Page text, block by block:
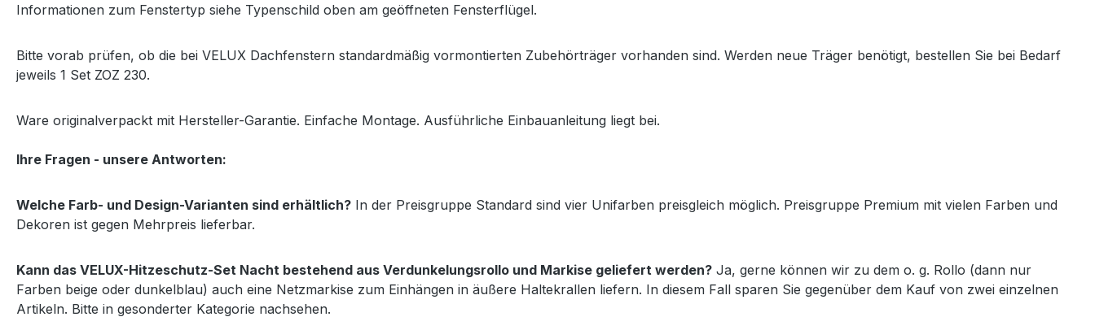
Informationen zum Fenstertyp siehe Typenschild oben am geöffneten Fensterflügel.
Bitte vorab prüfen, ob die bei VELUX Dachfenstern standardmäßig vormontierten Zubehörträger vorhanden sind. Werden neue Träger benötigt, bestellen Sie bei Bedarf
jeweils 1 Set ZOZ 230.
Ware originalverpackt mit Hersteller-Garantie. Einfache Montage. Ausführliche Einbauanleitung liegt bei.
Ihre Fragen - unsere Antworten:
Welche Farb- und Design-Varianten sind erhältlich? In der Preisgruppe Standard sind vier Unifarben preisgleich möglich. Preisgruppe Premium mit vielen Farben und
Dekoren ist gegen Mehrpreis lieferbar.
Kann das VELUX-Hitzeschutz-Set Nacht bestehend aus Verdunkelungsrollo und Markise geliefert werden? Ja, gerne können wir zu dem o. g. Rollo (dann nur
Farben beige oder dunkelblau) auch eine Netzmarkise zum Einhängen in äußere Haltekrallen liefern. In diesem Fall sparen Sie gegenüber dem Kauf von zwei einzelnen
Artikeln. Bitte in gesonderter Kategorie nachsehen.